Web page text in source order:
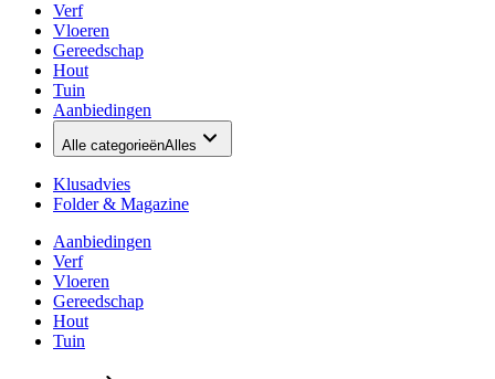
Verf
Vloeren
Gereedschap
Hout
Tuin
Aanbiedingen
Alle categorieënAlles
Klusadvies
Folder & Magazine
Aanbiedingen
Verf
Vloeren
Gereedschap
Hout
Tuin